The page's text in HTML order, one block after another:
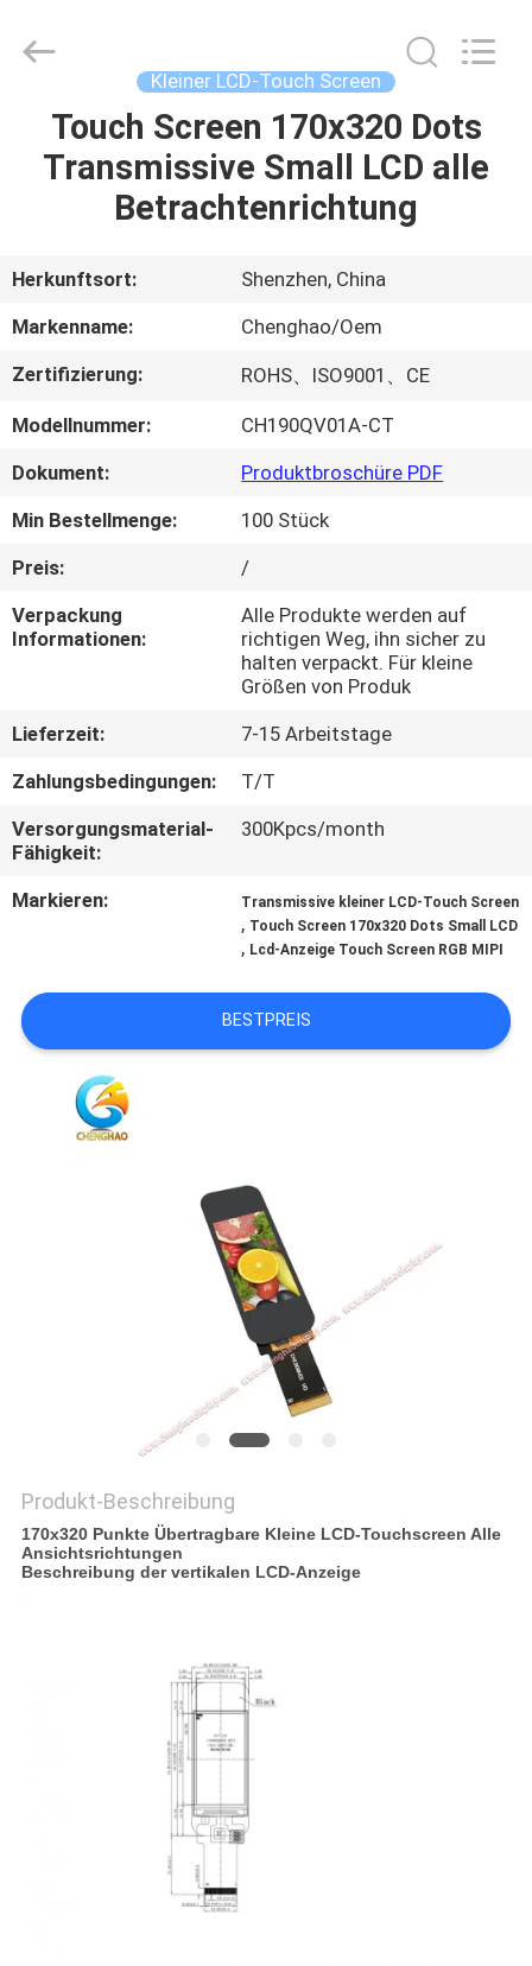
HAUSE
ÜBER
UNS
WERKSBESICHTIGUNG
QUALITÄTSKONTROLLE
KONTAKT
MIT
BITTE UM
EIN
ANGEBOT
SITEMAP
POLICY
Optoelectronic
Reserved.
Kleiner LCD-Touch Screen
Touch Screen 170x320 Dots
Transmissive Small LCD alle
Betrachtenrichtung
Herkunftsort:
Shenzhen, China
Markenname:
Chenghao/Oem
Zertifizierung:
ROHS、ISO9001、CE
Modellnummer:
CH190QV01A-CT
Dokument:
Produktbroschüre PDF
Min Bestellmenge:
100 Stück
Preis:
/
Verpackung
Informationen:
Alle Produkte werden auf
richtigen Weg, ihn sicher zu
halten verpackt. Für kleine
Größen von Produk
Lieferzeit:
7-15 Arbeitstage
Zahlungsbedingungen:
T/T
Versorgungsmaterial-
Fähigkeit:
300Kpcs/month
Markieren: Transmissive kleiner LCD-Touch Screen
, Touch Screen 170x320 Dots Small LCD
, Lcd-Anzeige Touch Screen RGB MIPI
BESTPREIS
Produkt-Beschreibung
170x320 Punkte Übertragbare Kleine LCD-Touchscreen Alle
Ansichtsrichtungen
Beschreibung der vertikalen LCD-Anzeige